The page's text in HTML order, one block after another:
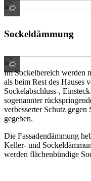
© Knauf Gips KG
Sockeldämmung
©
Baumit GmbH
Im Sockelbereich werden
als beim Rest des Hauses
Sockelabschluss-,
sogenannter
verbesserter Schutz
gegeben.
Die Fassadendämmung
Keller- und
werden flächenbündige